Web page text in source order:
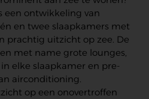
een ontwikkeling van
en twee slaapkamers met
prachtig uitzicht op zee. De
met name grote lounges,
elke slaapkamer en pre-
airconditioning.
op een onovertroffen